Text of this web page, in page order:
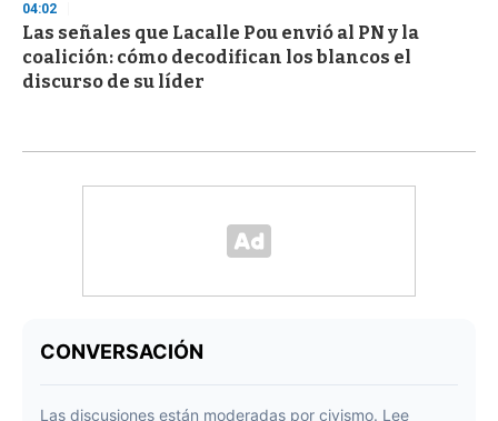
04:02
Las señales que Lacalle Pou envió al PN y la
coalición: cómo decodifican los blancos el
discurso de su líder